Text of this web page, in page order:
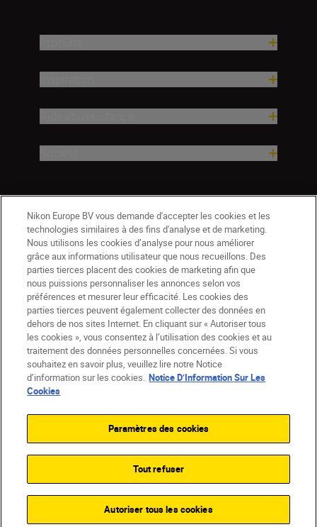
BE(fr) Nikon Sites
Contactez-nous
Avis de confidentialité
Conditions d’utilisation
CVG de la boutique Nikon Store
Notice d’information sur les cookies
Accessibilité
Paramètres des cookies
Nikon Europe BV vous demande d'accepter les cookies et les
technologies similaires à des fins d'analyse et de marketing.
Nous utilisons les cookies d’analyse pour nous améliorer
grâce aux informations utilisateur que nous recueillons. Des
parties tierces placent des cookies de marketing afin que
nous puissions personnaliser les annonces selon vos
préférences et mesurer leur efficacité. Les cookies des
parties tierces peuvent également collecter des données en
dehors de nos sites Internet. En cliquant sur « Autoriser tous
les cookies », vous consentez à l’utilisation des cookies et au
traitement des données personnelles concernées. Si vous
souhaitez en savoir plus, veuillez lire notre Notice
d’information sur les cookies. Notice D’Information Sur Les
Cookies
Paramètres des cookies
Tout refuser
Autoriser tous les cookies